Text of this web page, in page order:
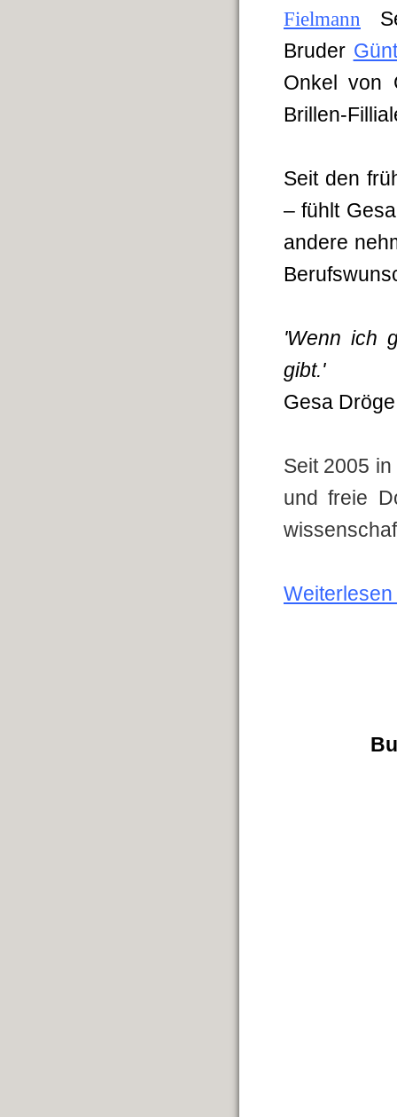
Fielmann
Bruder
Onkel von
Brillen-
Seit den
– fühlt
andere
'Wenn ich
gibt.'
Gesa Dröge
Seit 2005
und freie
Weiterlesen